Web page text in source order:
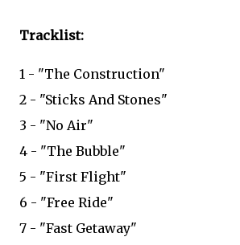
Tracklist:
1 - "The Construction"
2 - "Sticks And Stones"
3 - "No Air"
4 - "The Bubble"
5 - "First Flight"
6 - "Free Ride"
7 - "Fast Getaway"